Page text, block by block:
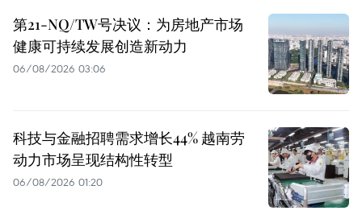
第21-NQ/TW号决议：为房地产市场
健康可持续发展创造新动力
06/08/2026 03:06
科技与金融招聘需求增长44% 越南劳
动力市场呈现结构性转型
06/08/2026 01:20